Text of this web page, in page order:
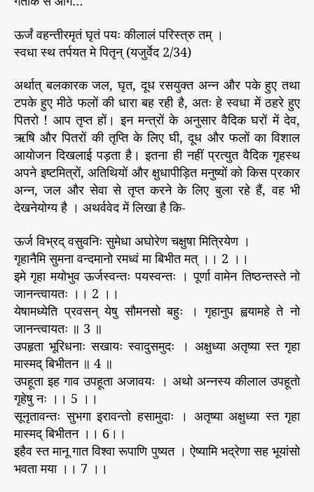
ऊर्जं वहन्तीरमृतं घृतं पयः कीलालं परिस्त्रु तम् ।
स्वधा स्थ तर्पयत मे पितृन् (यजुर्वेद 2/34)
अर्थात् बलकारक जल, घृत, दूध रसयुक्त अन्न और पके हुए तथा
टपके हुए मीठे फलों की धारा बह रही है, अतः हे स्वधा में ठहरे हुए
पितरो ! आप तृप्त हों। इन मन्त्रों के अनुसार वैदिक घरों में देव,
ऋषि और पितरों की तृप्ति के लिए घी, दूध और फलों का विशाल
आयोजन दिखलाई पड़ता है। इतना ही नहीं प्रत्युत वैदिक गृहस्थ
अपने इष्टमित्रों, अतिथियों और क्षुधापीड़ित मनुष्यों को किस प्रकार
अन्न, जल और सेवा से तृप्त करने के लिए बुला रहे हैं, वह भी
देखनेयोग्य है । अथर्ववेद में लिखा है कि-
ऊर्ज विभ्रद् वसुवनिः सुमेधा अघोरेण चक्षुषा मित्रियेण ।
गृहानैमि सुमना वन्दमानो रमध्वं मा बिभीत मत् ।। 2 ।।
इमे गृहा मयोभुव ऊर्जस्वन्तः पयस्वन्तः । पूर्णा वामेन तिष्ठन्तस्ते नो
जानन्त्वायतः ।। 2 ।।
येषामध्येति प्रवसन् येषु सौमनसो बहुः । गृहानुप ह्वयामहे ते नो
जानन्त्वायतः ॥ 3 ॥
उपहृता भूरिधनाः सखायः स्वादुसमुदः । अक्षुध्या अतृष्या स्त गृहा
मास्मद् बिभीतन ॥ 4 ॥
उपहूता इह गाव उपहूता अजावयः । अथो अन्नस्य कीलाल उपहूतो
गृहेषु नः ।। 5 ।।
सूनृतावन्तः सुभगा इरावन्तो हसामुदाः । अतृष्या अक्षुध्या स्त गृहा
मास्मद् बिभीतन ।। 6।।
इहैव स्त मानू गात विश्वा रूपाणि पुष्यत । ऐष्यामि भद्रेणा सह भूयांसो
भवता मया ।। 7 ।।